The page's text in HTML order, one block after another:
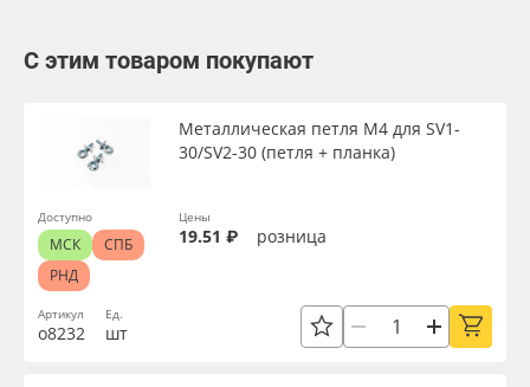
С этим товаром покупают
Артикул
о8232
Металлическая петля М4 для SV1-
30/SV2-30 (петля + планка)
Ед.
шт
Цены
19.51 ₽ розница
Доступно
МСК
СПБ
РНД